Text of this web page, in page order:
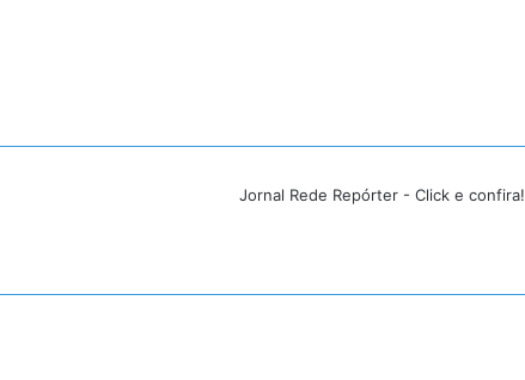
Jornal Rede Repórter - Click e confira!